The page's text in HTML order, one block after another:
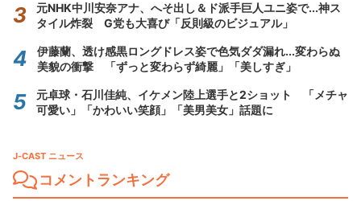
元NHK中川安奈アナ、へそ出し＆ド派手巨人ユニ姿で...神ス
タイル炸裂 G党も大喜び「反則級のビジュアル」
伊藤蘭、透け感黒ロングドレス姿で色気ダダ漏れ...変わらぬ
美貌の衝撃 「ずっと変わらず綺麗」「美しすぎ」
元卓球・石川佳純、イケメン陸上選手と2ショット 「メチャ
可愛い」「かわいい笑顔」「美男美女」話題に
J-CAST ニュース
コメントランキング